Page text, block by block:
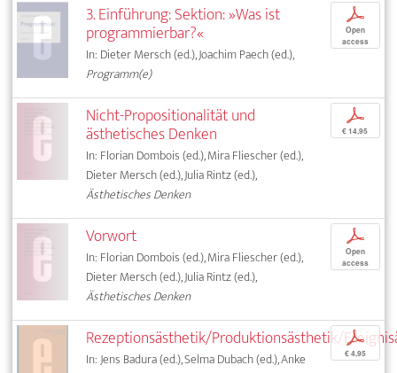
3. Einführung: Sektion: »Was ist
programmierbar?«
In: Dieter Mersch (ed.), Joachim Paech (ed.),
Programm(e)
p
Open
access
Nicht-Propositionalität und
ästhetisches Denken
In: Florian Dombois (ed.), Mira Fliescher (ed.),
Dieter Mersch (ed.), Julia Rintz (ed.),
Ästhetisches Denken
p
€ 14,95
Vorwort
In: Florian Dombois (ed.), Mira Fliescher (ed.),
Dieter Mersch (ed.), Julia Rintz (ed.),
Ästhetisches Denken
p
Open
access
Rezeptionsästhetik/Produktionsästhetik/
In: Jens Badura (ed.), Selma Dubach (ed.), Anke
p
€ 4,95